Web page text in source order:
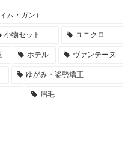
ム・ガン）
小物セット ユニクロ
ホテル ヴァンテーヌ
ゆがみ・姿勢矯正
眉毛